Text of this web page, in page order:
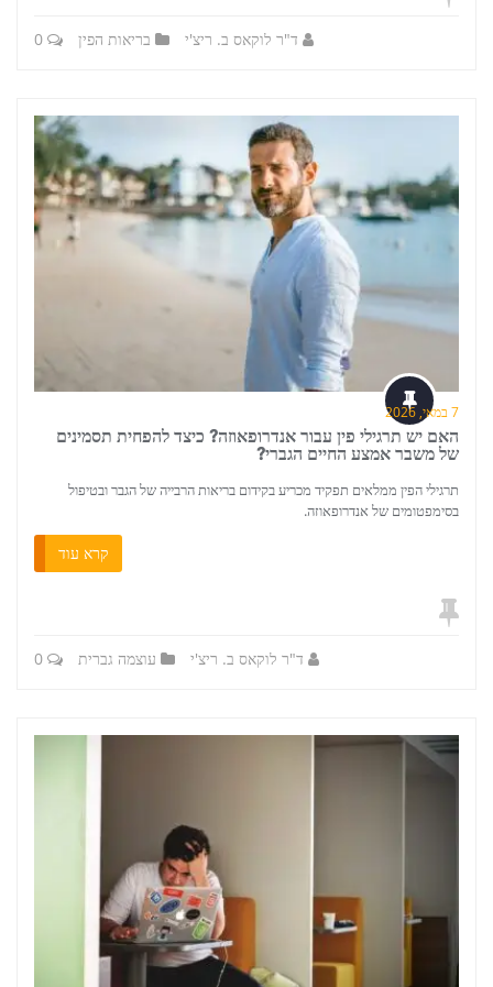
ד"ר לוקאס ב. ריצ'י בריאות הפין
7 במאי, 2026
האם יש תרגילי פין עבור אנדרופאוזה? כיצד להפחית תסמינים
של משבר אמצע החיים הגברי?
תרגילי הפין ממלאים תפקיד מכריע בקידום בריאות הרבייה של הגבר ובטיפול
בסימפטומים של אנדרופאוזה.
קרא עוד
ד"ר לוקאס ב. ריצ'י עוצמה גברית